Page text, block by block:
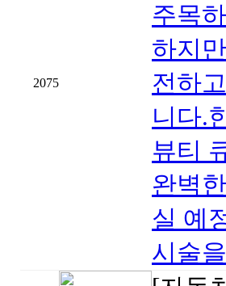
2075
주목
하지
전하
니다.
뷰티
완벽
실 예
시술